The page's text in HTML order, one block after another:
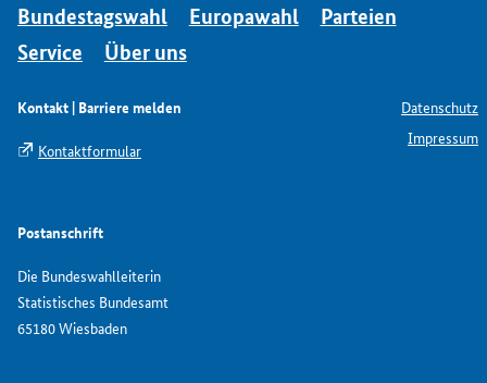
Bundestagswahl Europawahl
Parteien
Service
Über uns
Kontakt | Barriere melden
Kontaktformular
Postanschrift
Die Bundeswahlleiterin
Statistisches Bundesamt
65180 Wiesbaden
Datenschutz
Impressum